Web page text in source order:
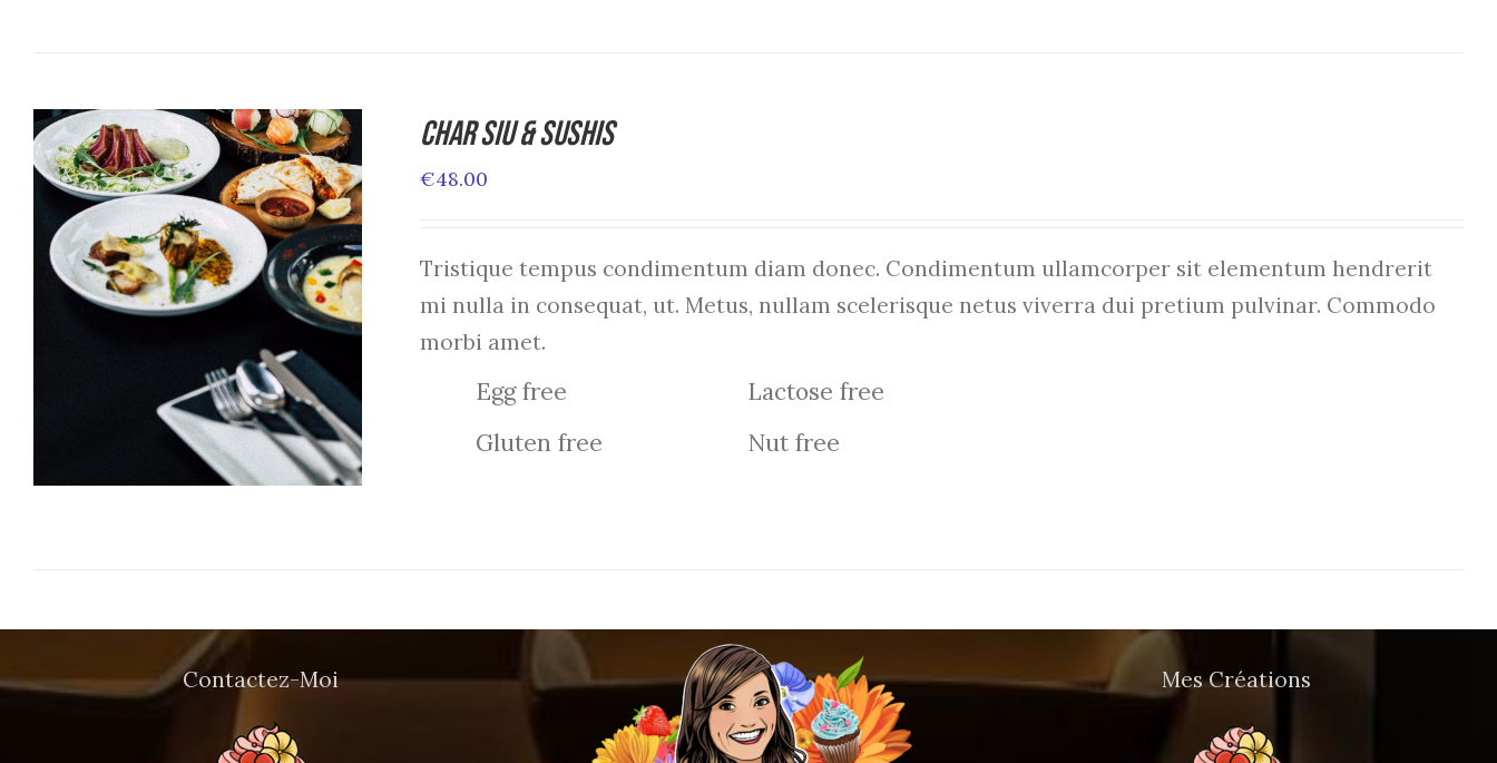
ADD TO CART / DETAILS
Char Siu & Sushis
€48.00
Tristique tempus condimentum diam donec. Condimentum ullamcorper sit elementum hendrerit
mi nulla in consequat, ut. Metus, nullam scelerisque netus viverra dui pretium pulvinar. Commodo
morbi amet.
Egg free
Gluten free
Lactose free
Nut free
Contactez-Moi Mes Créations